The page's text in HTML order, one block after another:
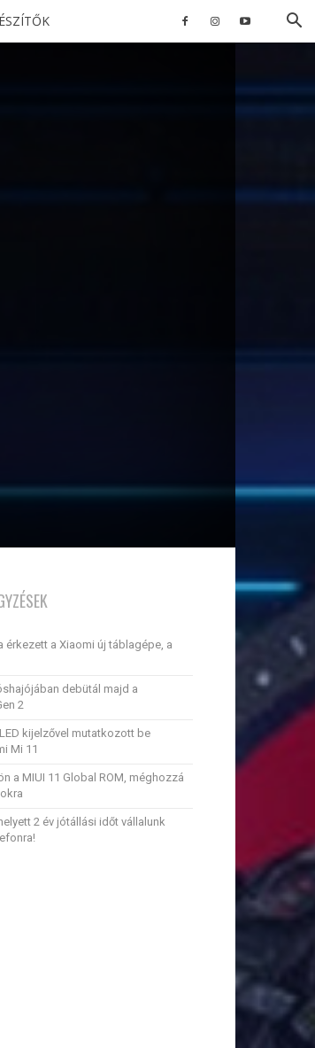
érkezett a Xiaomi új táblagépe, a
debütál majd a
2
kijelzővel mutatkozott be
Mi 11
a MIUI 11 Global ROM, méghozzá
2 év jótállási időt vállalunk